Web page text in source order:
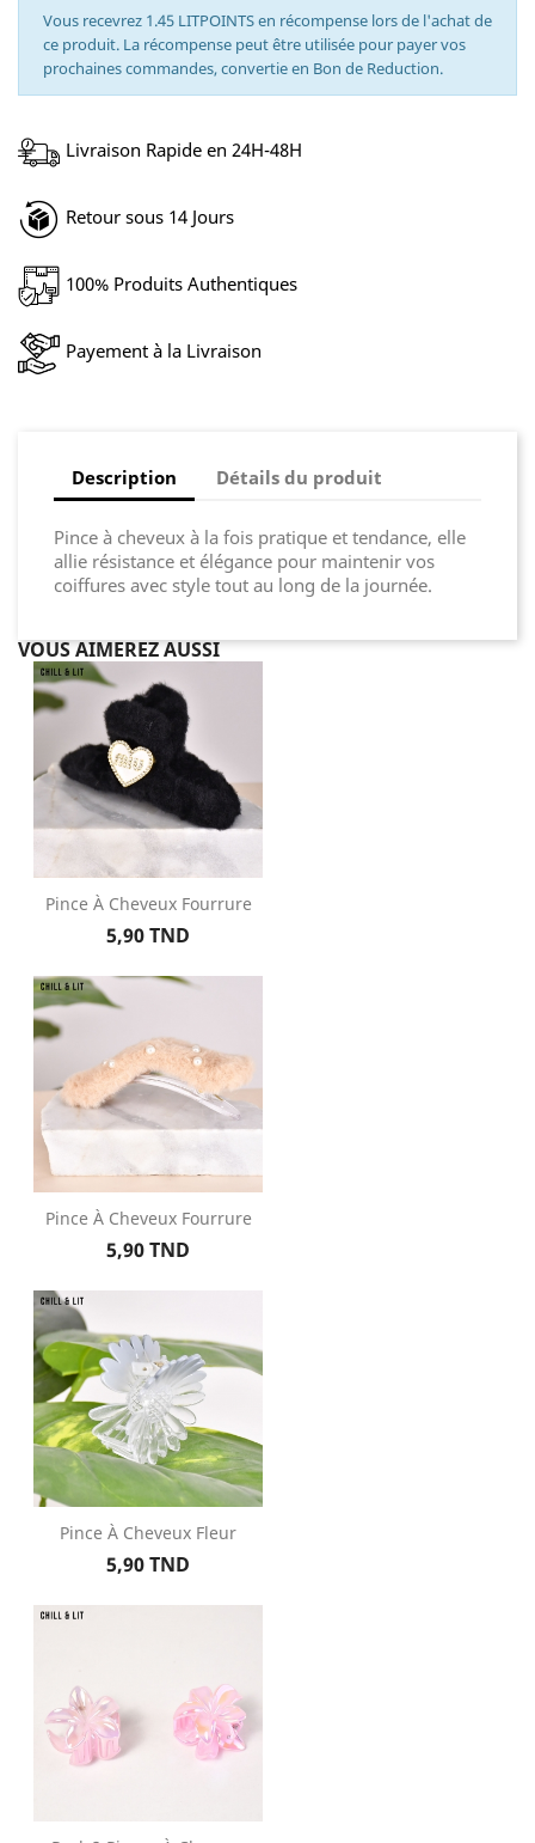
Vous recevrez 1.45 LITPOINTS en récompense lors de l'achat de
ce produit. La récompense peut être utilisée pour payer vos
prochaines commandes, convertie en Bon de Reduction.
Livraison Rapide en 24H-48H
Retour sous 14 Jours
100% Produits Authentiques
Payement à la Livraison
Description Détails du produit
Pince à cheveux à la fois pratique et tendance, elle
allie résistance et élégance pour maintenir vos
coiffures avec style tout au long de la journée.
VOUS AIMEREZ AUSSI
Pince À Cheveux Fourrure
Prix
5,90 TND
Pince À Cheveux Fourrure
Prix
5,90 TND
Pince À Cheveux Fleur
Prix
5,90 TND